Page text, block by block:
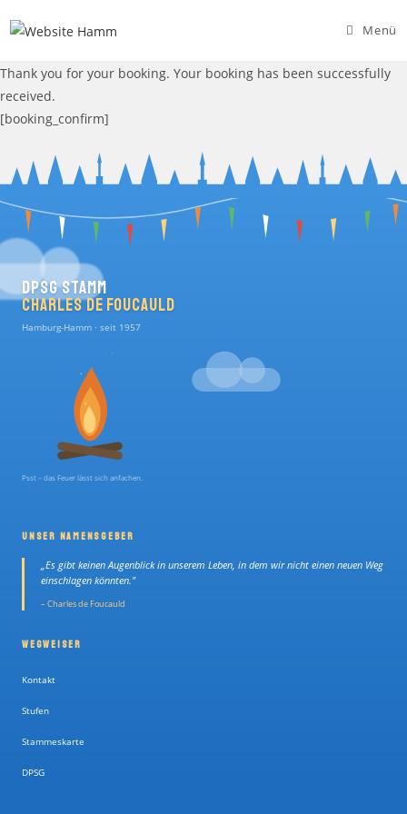
Inhalt
Menü
Thank you for your booking. Your booking has been successfully
received.
[booking_confirm]
DPSG Stamm
Charles de Foucauld
Hamburg-Hamm · seit 1957
Psst – das Feuer lässt sich anfachen.
UNSER NAMENSGEBER
„Es gibt keinen Augenblick in unserem Leben, in dem wir nicht einen neuen Weg
einschlagen könnten."
– Charles de Foucauld
WEGWEISER
Kontakt
Stufen
Stammeskarte
DPSG